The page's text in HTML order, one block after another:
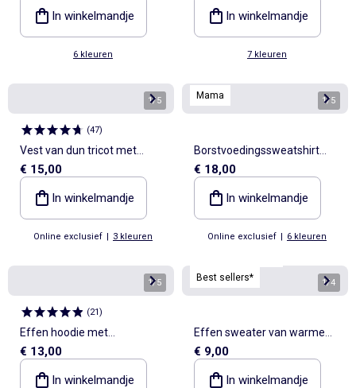
In winkelmandje
6 kleuren
In winkelmandje
7 kleuren
1/5
(47)
Vest van dun tricot met
knoopsluiting
€ 15,00
In winkelmandje
Online exclusief | 3 kleuren
Mama 1/5
Borstvoedingssweatshirt
met print
€ 18,00
In winkelmandje
Online exclusief | 6 kleuren
1/5
(21)
Effen hoodie met
kangoeroezak
€ 13,00
In winkelmandje
Best sellers*
1/4
Effen sweater van warme
joggingstof
€ 9,00
In winkelmandje